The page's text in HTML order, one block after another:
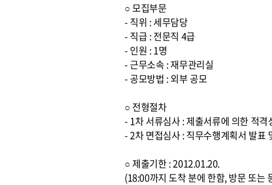
○ 모집부문
- 직위 : 세무담당
- 직급 : 전문직 4급
- 인원 : 1명
- 근무소속 : 재무관리실
- 공모방법 : 외부 공모
○ 전형절차
- 1차 서류심사 : 제출서류에 의한 적격
- 2차 면접심사 : 직무수행계획서 발표
○ 제출기한 : 2012.01.20.
(18:00까지 도착 분에 한함, 방문 또는